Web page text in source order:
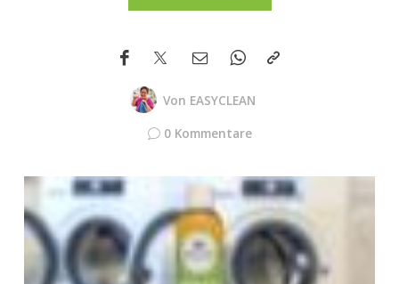
Von EASYCLEAN
0 Kommentare